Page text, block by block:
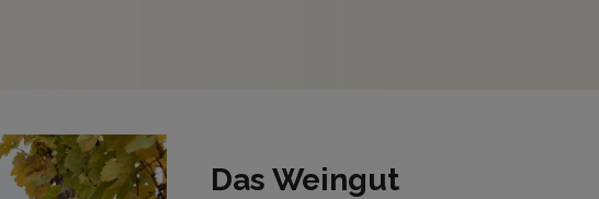
Das Weingut